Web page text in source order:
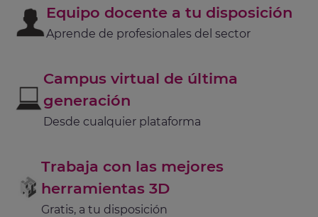
Equipo docente a tu disposición
Aprende de profesionales del sector
Campus virtual de última
generación
Desde cualquier plataforma
Trabaja con las mejores
herramientas 3D
Gratis, a tu disposición